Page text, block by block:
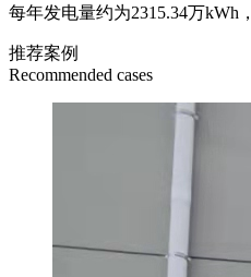
每年发电量约为2315.34万kWh
推荐案例
Recommended cases